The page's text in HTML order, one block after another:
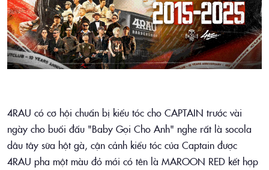
4RAU có cơ hội chuẩn bị kiểu tóc cho CAPTAIN trước vài
ngày cho buổi đấu "Baby Gọi Cho Anh" nghe rất là socola
dâu tây sữa hột gà, cận cảnh kiểu tóc của Captain được
4RAU pha một màu đỏ mới có tên là MAROON RED kết hợp